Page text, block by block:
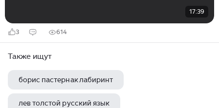
17:39
3 614
Также ищут
борис пастернак лабиринт
лев толстой русский язык